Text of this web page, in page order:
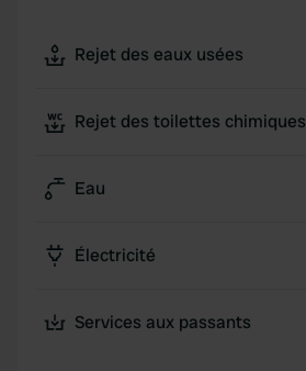
Rejet des eaux usées
Rejet des toilettes chimiques
Eau
Électricité
Services aux passants